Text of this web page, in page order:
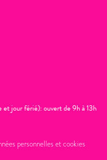
et jour férié): ouvert de 9h à 13h
personnelles et cookies